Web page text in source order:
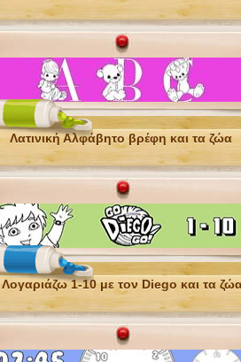
Λατινική Αλφάβητο βρέφη και τα ζώα
Λογαριάζω 1-10 με τον Diego και τα